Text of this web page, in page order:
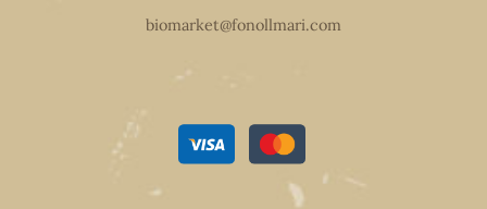
biomarket@fonollmari.com